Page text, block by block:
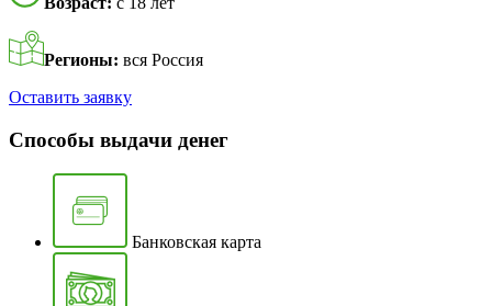
Регионы: вся Россия
Оставить заявку
Способы выдачи денег
Банковская карта